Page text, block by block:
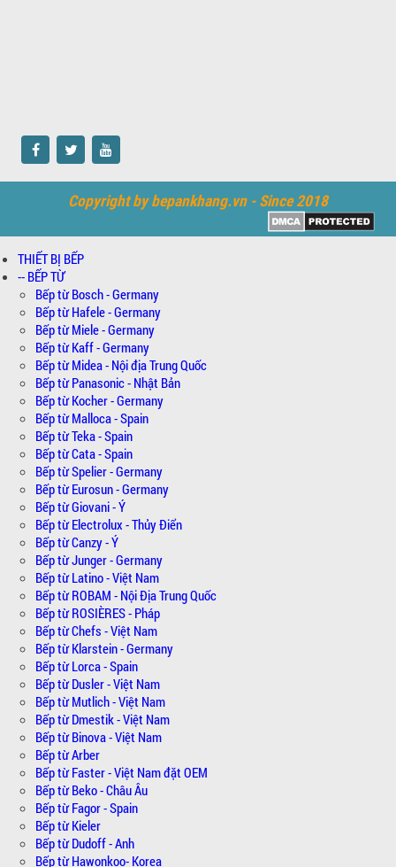
Copyright by bepankhang.vn - Since 2018
THIẾT BỊ BẾP
-- BẾP TỪ
Bếp từ Bosch - Germany
Bếp từ Hafele - Germany
Bếp từ Miele - Germany
Bếp từ Kaff - Germany
Bếp từ Midea - Nội địa Trung Quốc
Bếp từ Panasonic - Nhật Bản
Bếp từ Kocher - Germany
Bếp từ Malloca - Spain
Bếp từ Teka - Spain
Bếp từ Cata - Spain
Bếp từ Spelier - Germany
Bếp từ Eurosun - Germany
Bếp từ Giovani - Ý
Bếp từ Electrolux - Thủy Điển
Bếp từ Canzy - Ý
Bếp từ Junger - Germany
Bếp từ Latino - Việt Nam
Bếp từ ROBAM - Nội Địa Trung Quốc
Bếp từ ROSIÈRES - Pháp
Bếp từ Chefs - Việt Nam
Bếp từ Klarstein - Germany
Bếp từ Lorca - Spain
Bếp từ Dusler - Việt Nam
Bếp từ Mutlich - Việt Nam
Bếp từ Dmestik - Việt Nam
Bếp từ Binova - Việt Nam
Bếp từ Arber
Bếp từ Faster - Việt Nam đặt OEM
Bếp từ Beko - Châu Âu
Bếp từ Fagor - Spain
Bếp từ Kieler
Bếp từ Dudoff - Anh
Bếp từ Hawonkoo- Korea